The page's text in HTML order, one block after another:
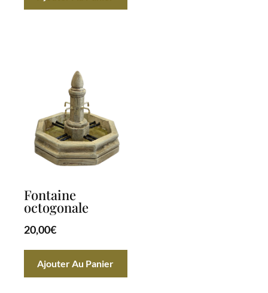
Fontaine
octogonale
20,00€
Ajouter Au Panier